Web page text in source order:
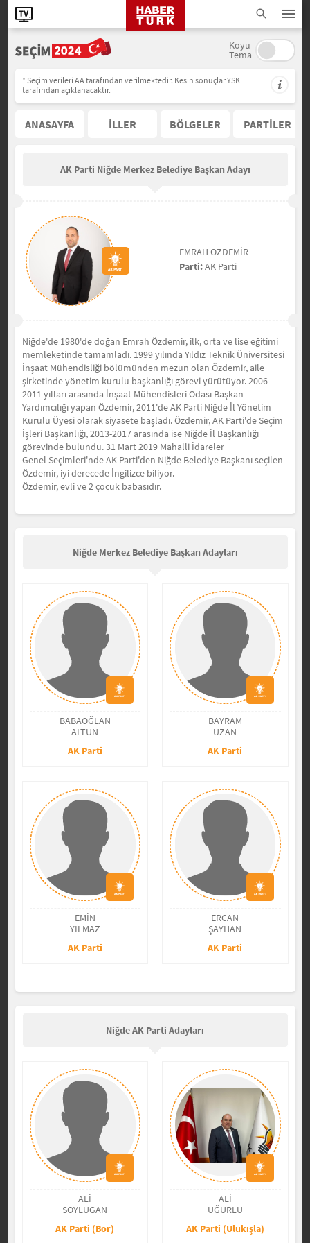
Koyu
Tema
* Seçim verileri AA tarafından verilmektedir. Kesin sonuçlar YSK
tarafından açıklanacaktır.
ANASAYFA İLLER BÖLGELER PARTİLER
AK Parti Niğde Merkez Belediye Başkan Adayı
EMRAH ÖZDEMİR
Parti:AK Parti
Niğde'de 1980'de doğan Emrah Özdemir, ilk, orta ve lise eğitimi
memleketinde tamamladı. 1999 yılında Yıldız Teknik Üniversitesi
İnşaat Mühendisliği bölümünden mezun olan Özdemir, aile
şirketinde yönetim kurulu başkanlığı görevi yürütüyor.2006-
2011 yılları arasında İnşaat Mühendisleri Odası Başkan
Yardımcılığı yapan Özdemir, 2011'de AK Parti Niğde İl Yönetim
Kurulu Üyesi olarak siyasete başladı.Özdemir, AK Parti'de Seçim
İşleri Başkanlığı, 2013-2017 arasında ise Niğde İl Başkanlığı
görevinde bulundu.31 Mart 2019 Mahalli İdareler
Genel Seçimleri'ndeAK Parti'den Niğde Belediye Başkanı seçilen
Özdemir, iyi derecede İngilizce biliyor.
Özdemir, evli ve 2 çocuk babasıdır.
Niğde Merkez Belediye Başkan Adayları
BABAOĞLAN
ALTUN
AK Parti
BAYRAM
UZAN
AK Parti
EMİN
YILMAZ
AK Parti
ERCAN
ŞAYHAN
AK Parti
Niğde AK Parti Adayları
ALİ
SOYLUGAN
AK Parti (Bor)
ALİ
UĞURLU
AK Parti (Ulukışla)